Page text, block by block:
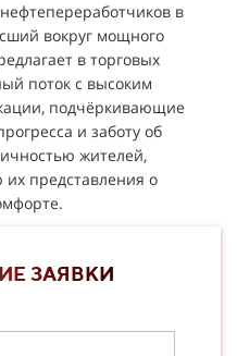
в
вокруг мощного
в торговых
поток с высоким
подчёркивающие
и заботу об
жителей,
их представления о
ЗАЯВКИ